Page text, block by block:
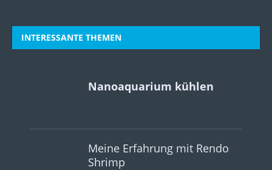
INTERESSANTE THEMEN
Nanoaquarium kühlen
Meine Erfahrung mit Rendo
Shrimp